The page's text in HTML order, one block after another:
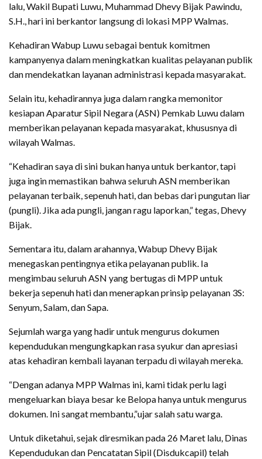
lalu, Wakil Bupati Luwu, Muhammad Dhevy Bijak Pawindu,
S.H., hari ini berkantor langsung di lokasi MPP Walmas.
Kehadiran Wabup Luwu sebagai bentuk komitmen
kampanyenya dalam meningkatkan kualitas pelayanan publik
dan mendekatkan layanan administrasi kepada masyarakat.
Selain itu, kehadirannya juga dalam rangka memonitor
kesiapan Aparatur Sipil Negara (ASN) Pemkab Luwu dalam
memberikan pelayanan kepada masyarakat, khususnya di
wilayah Walmas.
“Kehadiran saya di sini bukan hanya untuk berkantor, tapi
juga ingin memastikan bahwa seluruh ASN memberikan
pelayanan terbaik, sepenuh hati, dan bebas dari pungutan liar
(pungli). Jika ada pungli, jangan ragu laporkan,” tegas, Dhevy
Bijak.
Sementara itu, dalam arahannya, Wabup Dhevy Bijak
menegaskan pentingnya etika pelayanan publik. Ia
mengimbau seluruh ASN yang bertugas di MPP untuk
bekerja sepenuh hati dan menerapkan prinsip pelayanan 3S:
Senyum, Salam, dan Sapa.
Sejumlah warga yang hadir untuk mengurus dokumen
kependudukan mengungkapkan rasa syukur dan apresiasi
atas kehadiran kembali layanan terpadu di wilayah mereka.
“Dengan adanya MPP Walmas ini, kami tidak perlu lagi
mengeluarkan biaya besar ke Belopa hanya untuk mengurus
dokumen. Ini sangat membantu,”ujar salah satu warga.
Untuk diketahui, sejak diresmikan pada 26 Maret lalu, Dinas
Kependudukan dan Pencatatan Sipil (Disdukcapil) telah